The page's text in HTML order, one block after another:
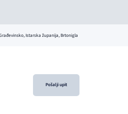
Istarska županija, Brtonigla
Pošalji upit